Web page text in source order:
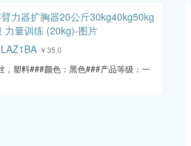
￥35.0
，塑料###颜色：黑色###产品等级：一